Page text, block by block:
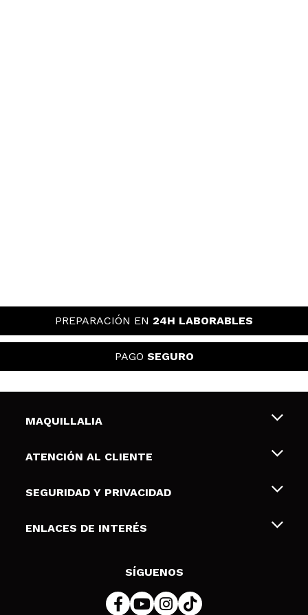
PREPARACIÓN EN 24H LABORABLES
PAGO SEGURO
MAQUILLALIA
Sobre nosotros
Tarjetas de Regalo
ATENCIÓN AL CLIENTE
Envíos y devoluciones
Formas de pago
SEGURIDAD Y PRIVACIDAD
Terminos y condiciones de uso
Política de cookies
ENLACES DE INTERÉS
SÍGUENOS